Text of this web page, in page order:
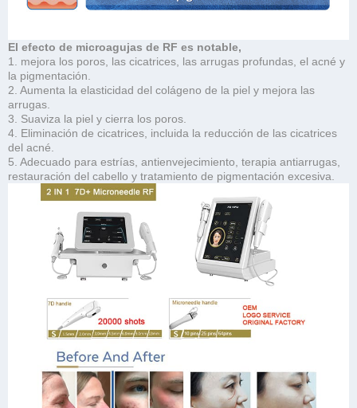
El efecto de microagujas de RF es notable,
1. mejora los poros, las cicatrices, las arrugas profundas, el acné y
la pigmentación.
2. Aumenta la elasticidad del colágeno de la piel y mejora las
arrugas.
3. Suaviza la piel y cierra los poros.
4. Eliminación de cicatrices, incluida la reducción de las cicatrices
del acné.
5. Adecuado para estrías, antienvejecimiento, terapia antiarrugas,
restauración del cabello y tratamiento de pigmentación excesiva.